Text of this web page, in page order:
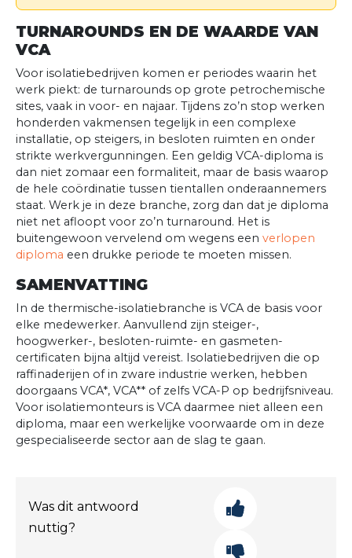
TURNAROUNDS EN DE WAARDE VAN
VCA
Voor isolatiebedrijven komen er periodes waarin het
werk piekt: de turnarounds op grote petrochemische
sites, vaak in voor- en najaar. Tijdens zo’n stop werken
honderden vakmensen tegelijk in een complexe
installatie, op steigers, in besloten ruimten en onder
strikte werkvergunningen. Een geldig VCA-diploma is
dan niet zomaar een formaliteit, maar de basis waarop
de hele coördinatie tussen tientallen onderaannemers
staat. Werk je in deze branche, zorg dan dat je diploma
niet net afloopt voor zo’n turnaround. Het is
buitengewoon vervelend om wegens een verlopen
diploma een drukke periode te moeten missen.
SAMENVATTING
In de thermische-isolatiebranche is VCA de basis voor
elke medewerker. Aanvullend zijn steiger-,
hoogwerker-, besloten-ruimte- en gasmeten-
certificaten bijna altijd vereist. Isolatiebedrijven die op
raffinaderijen of in zware industrie werken, hebben
doorgaans VCA*, VCA** of zelfs VCA-P op bedrijfsniveau.
Voor isolatiemonteurs is VCA daarmee niet alleen een
diploma, maar een werkelijke voorwaarde om in deze
gespecialiseerde sector aan de slag te gaan.
Was dit antwoord
nuttig?